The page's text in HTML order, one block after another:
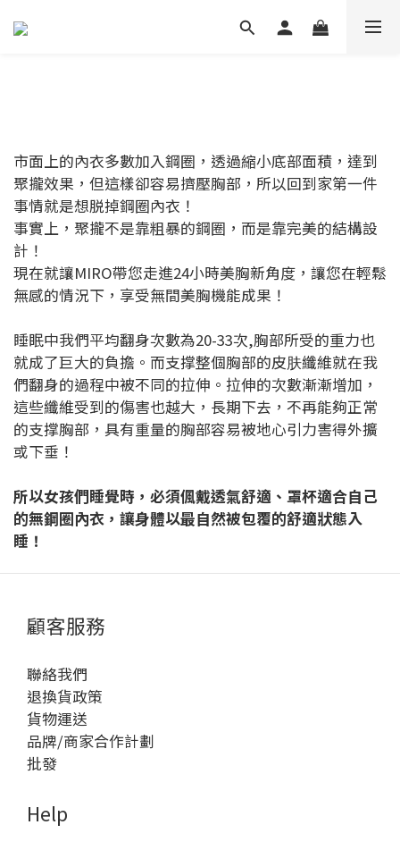
市面上的內衣多數加入鋼圈，透過縮小底部面積，達到
聚攏效果，但這樣卻容易擠壓胸部，所以回到家第一件
事情就是想脱掉鋼圈內衣！
事實上，聚攏不是靠粗暴的鋼圈，而是靠完美的結構設
計！
現在就讓MIRO帶您走進24小時美胸新角度，讓您在輕鬆
無感的情況下，享受無間美胸機能成果！
睡眠中我們平均翻身次數為20-33次,胸部所受的重力也
就成了巨大的負擔。而支撑整個胸部的皮肤纖維就在我
們翻身的過程中被不同的拉伸。拉伸的次數漸漸增加，
這些纖維受到的傷害也越大，長期下去，不再能夠正常
的支撑胸部，具有重量的胸部容易被地心引力害得外擴
或下垂！
所以女孩們睡覺時，必須偑戴透氣舒適、罩杯適合自己
的無鋼圈內衣，讓身體以最自然被包覆的舒適狀態入
睡！
顧客服務
聯絡我們
退換貨政策
貨物運送
品牌/商家合作計劃
批發
Help